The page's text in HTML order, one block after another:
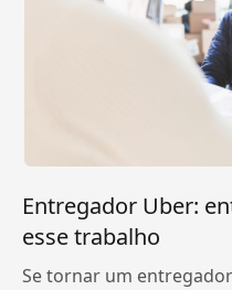
Entregador Uber:
esse trabalho
Se tornar um